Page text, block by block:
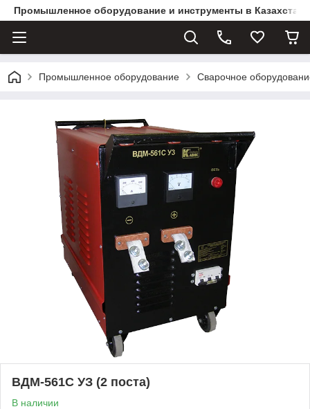
Промышленное оборудование и инструменты в
Промышленное оборудование Сварочное
ВДМ-561С УЗ (2 поста)
В наличии